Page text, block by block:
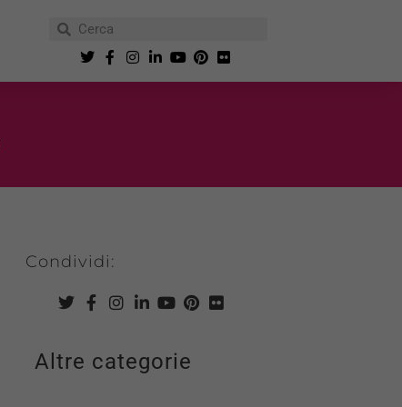
Condividi:
Altre categorie